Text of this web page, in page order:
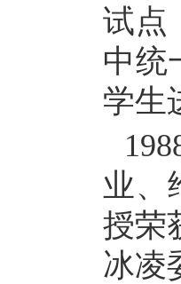
试点
中统
学生
业、
授荣
冰凌